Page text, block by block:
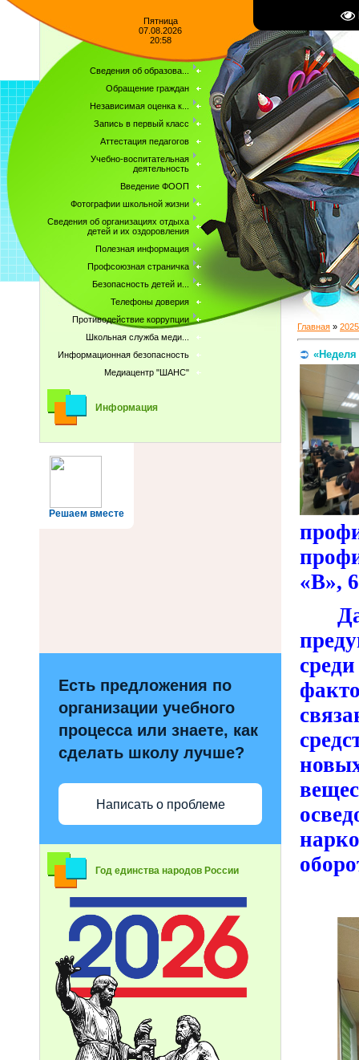
Пятница
07.08.2026
20:58
Сведения об образова...
Обращение граждан
Независимая оценка к...
Запись в первый класс
Аттестация педагогов
Учебно-воспитательная
деятельность
Введение ФООП
Фотографии школьной жизни
Сведения об организациях отдыха
детей и их оздоровления
Полезная информация
Профсоюзная страничка
Безопасность детей и...
Телефоны доверия
Противодействие коррупции
Школьная служба меди...
Информационная безопасность
Медиацентр "ШАНС"
Информация
Решаем вместе
Есть предложения по
организации учебного
процесса или знаете, как
сделать школу лучше?
Написать о проблеме
Год единства народов России
Главная » 2025
«В»,